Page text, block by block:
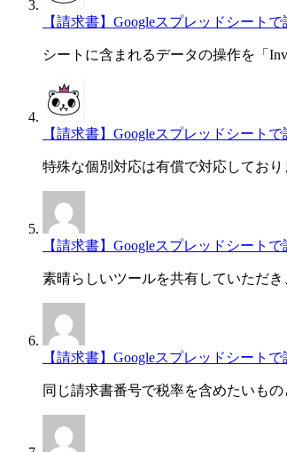
【請求書】Googleスプレッドシート
シートに含まれるデータの操作を「
【請求書】Googleスプレッドシート
特殊な個別対応は有償で対応しており
【請求書】Googleスプレッドシート
素晴らしいツールを共有していただ
【請求書】Googleスプレッドシート
同じ請求書番号で税率を含めたいも